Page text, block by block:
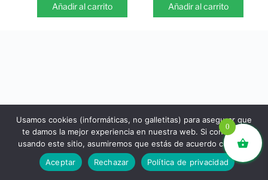
Añadir al carrito Añadir al carrito
libros.eco © - Desde Barcelona para el mundo 💚 |
Devoluciones y reembolsos|Política de Privacidad
0
Usamos cookies (informáticas, no galletitas) para asegurar que
te damos la mejor experiencia en nuestra web. Si continúas
usando este sitio, asumiremos que estás de acuerdo con ello.
Aceptar
Rechazar Política de privacidad